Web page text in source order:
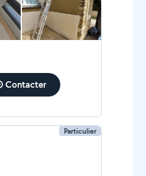
Contacter
Particulier